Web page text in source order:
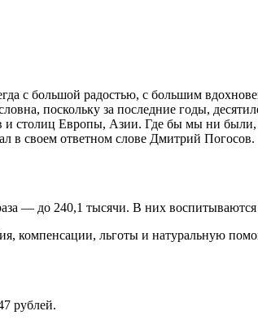
с большой радостью, с большим
поскольку за последние годы,
и столиц Европы, Азии. Где бы мы ни
в своем ответном слове Дмитрий Погосов.
— до 240,1 тысячи. В них
компенсации, льготы и натуральную
рублей.